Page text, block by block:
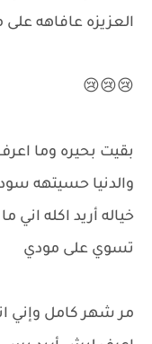
العزيزه عافاهه على
😢😢😢
بقيت بحيره وما
والدنيا حسيتهه
خياله أريد اكله
تسوي على مودي
مر شهر كامل وإني